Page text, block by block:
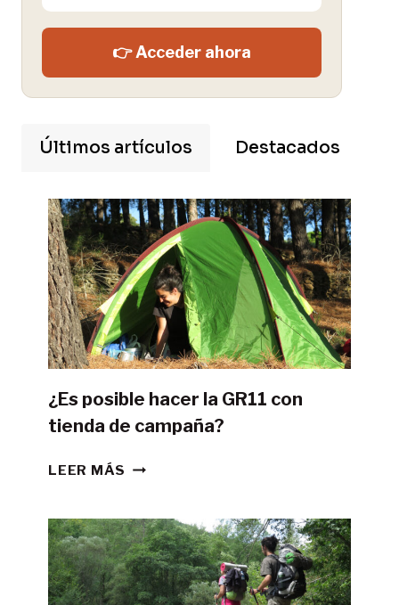
👉 Acceder ahora
Últimos artículos Destacados
¿Es posible hacer la GR11 con
tienda de campaña?
LEER MÁS ¿ES
LA
GR11
CON
TIENDA